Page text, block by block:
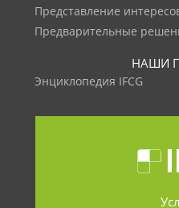
Представление
Предварительные
НАШИ
Энциклопедия IFCG